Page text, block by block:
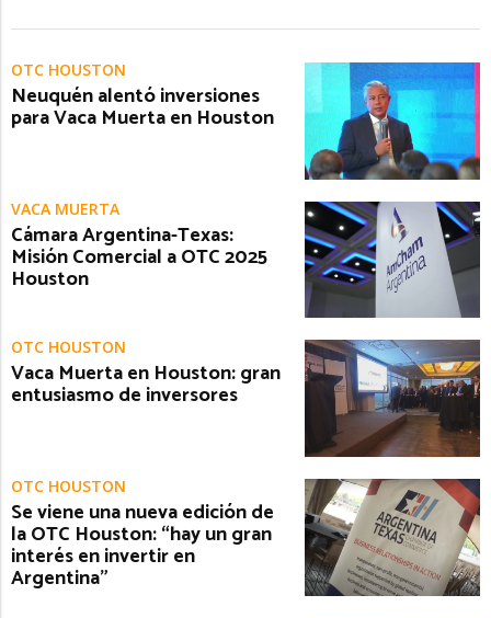
OTC HOUSTON
Neuquén alentó inversiones
para Vaca Muerta en Houston
VACA MUERTA
Cámara Argentina-Texas:
Misión Comercial a OTC 2025
Houston
OTC HOUSTON
Vaca Muerta en Houston: gran
entusiasmo de inversores
OTC HOUSTON
Se viene una nueva edición de
la OTC Houston: “hay un gran
interés en invertir en
Argentina”